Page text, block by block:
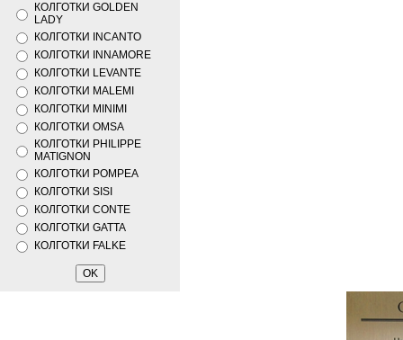
КОЛГОТКИ GOLDEN
LADY
КОЛГОТКИ INCANTO
КОЛГОТКИ INNAMORE
КОЛГОТКИ LEVANTE
КОЛГОТКИ MALEMI
КОЛГОТКИ MINIMI
КОЛГОТКИ OMSA
КОЛГОТКИ PHILIPPE
MATIGNON
КОЛГОТКИ POMPEA
КОЛГОТКИ SISI
КОЛГОТКИ CONTE
КОЛГОТКИ GATTA
КОЛГОТКИ FALKE